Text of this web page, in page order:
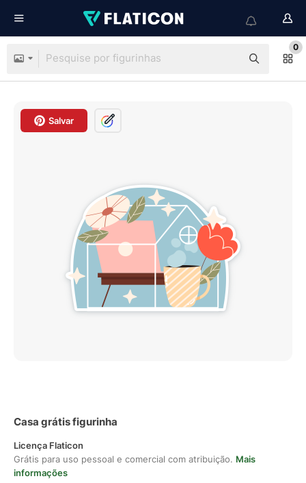
0
Salvar
Casa grátis figurinha
Licença Flaticon
Grátis para uso pessoal e comercial com atribuição. Mais
informações